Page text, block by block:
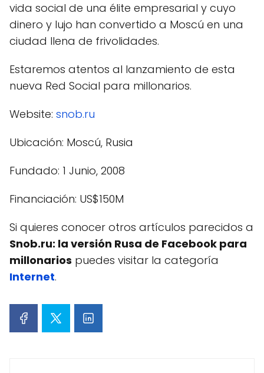
vida social de una élite empresarial y cuyo
dinero y lujo han convertido a Moscú en una
ciudad llena de frivolidades.
Estaremos atentos al lanzamiento de esta
nueva Red Social para millonarios.
Website: snob.ru
Ubicación: Moscú, Rusia
Fundado: 1 Junio, 2008
Financiación: US$150M
Si quieres conocer otros artículos parecidos a
Snob.ru: la versión Rusa de Facebook para
millonarios puedes visitar la categoría
Internet.